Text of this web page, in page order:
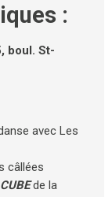
:
boul. St-
avec Les
câllées
CUBE de la